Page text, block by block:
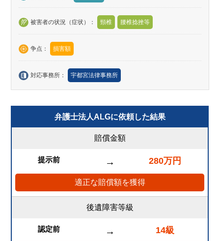
被害者の状況（症状）： 頸椎 腰椎捻挫等
争点： 損害額
対応事務所： 宇都宮法律事務所
弁護士法人ALGに依頼した結果
賠償金額
提示前 → 280万円
適正な賠償額を獲得
後遺障害等級
認定前 → 14級